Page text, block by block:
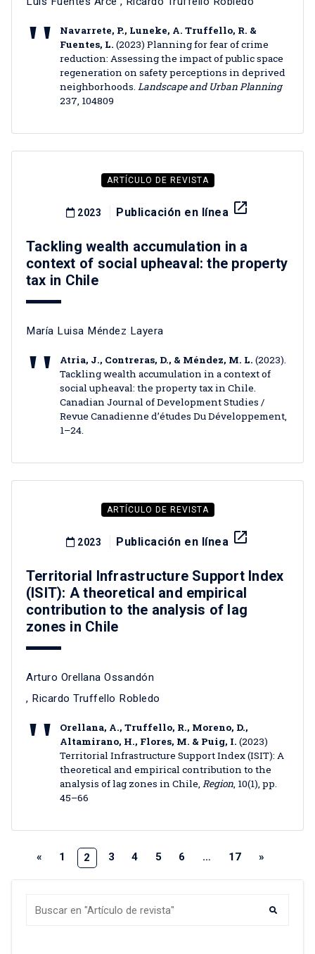
Navarrete, P., Luneke, A. Truffello, R. &
Fuentes, L. (2023) Planning for fear of crime
reduction: Assessing the impact of public space
regeneration on safety perceptions in deprived
neighborhoods. Landscape and Urban Planning
237, 104809
ARTÍCULO DE REVISTA
2023 Publicación en línea launch
Tackling wealth accumulation in a
context of social upheaval: the property
tax in Chile
María Luisa Méndez Layera
Atria, J., Contreras, D., & Méndez, M. L. (2023).
Tackling wealth accumulation in a context of
social upheaval: the property tax in Chile.
Canadian Journal of Development Studies /
Revue Canadienne d’études Du Développement,
1–24.
ARTÍCULO DE REVISTA
2023 Publicación en línea launch
Territorial Infrastructure Support Index
(ISIT): A theoretical and empirical
contribution to the analysis of lag
zones in Chile
Arturo Orellana Ossandón
, Ricardo Truffello Robledo
Orellana, A., Truffello, R., Moreno, D.,
Altamirano, H., Flores, M. & Puig, I. (2023)
Territorial Infrastructure Support Index (ISIT): A
theoretical and empirical contribution to the
analysis of lag zones in Chile, Region, 10(1), pp.
45–66
« 1 2 3 4 5 6 … 17 »